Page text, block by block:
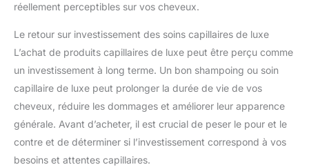
réellement perceptibles sur vos cheveux.
Le retour sur investissement des soins capillaires de luxe
L’achat de produits capillaires de luxe peut être perçu comme
un investissement à long terme. Un bon shampoing ou soin
capillaire de luxe peut prolonger la durée de vie de vos
cheveux, réduire les dommages et améliorer leur apparence
générale. Avant d’acheter, il est crucial de peser le pour et le
contre et de déterminer si l’investissement correspond à vos
besoins et attentes capillaires.